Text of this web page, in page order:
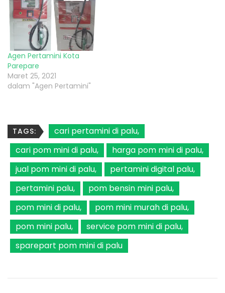
Agen Pertamini Kota
Parepare
Maret 25, 2021
dalam "Agen Pertamini"
TAGS:
cari pertamini di palu
cari pom mini di palu
harga pom mini di palu
jual pom mini di palu
pertamini digital palu
pertamini palu
pom bensin mini palu
pom mini di palu
pom mini murah di palu
pom mini palu
service pom mini di palu
sparepart pom mini di palu